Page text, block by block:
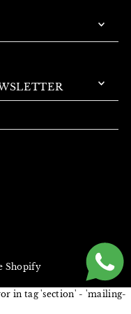
Shopify
in tag 'section' - 'mailing-